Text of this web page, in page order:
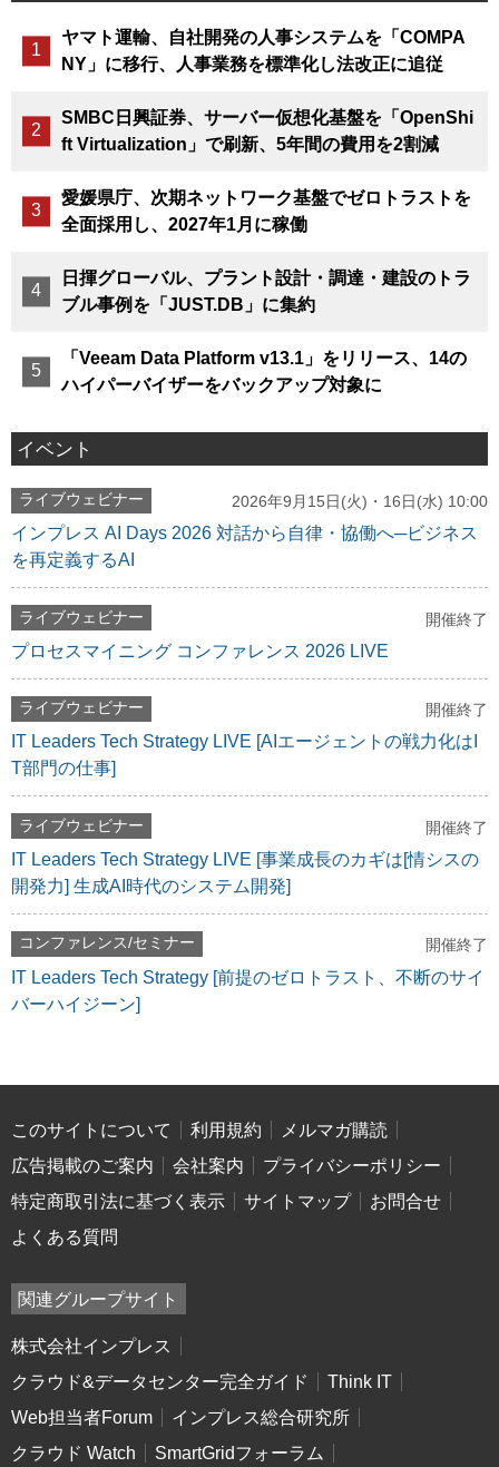
ヤマト運輸、自社開発の人事システムを「COMPA
NY」に移行、人事業務を標準化し法改正に追従
SMBC日興証券、サーバー仮想化基盤を「OpenShi
ft Virtualization」で刷新、5年間の費用を2割減
愛媛県庁、次期ネットワーク基盤でゼロトラストを
全面採用し、2027年1月に稼働
日揮グローバル、プラント設計・調達・建設のトラ
ブル事例を「JUST.DB」に集約
「Veeam Data Platform v13.1」をリリース、14の
ハイパーバイザーをバックアップ対象に
イベント
ライブウェビナー 2026年9月15日(火)・16日(水) 10:00
インプレス AI Days 2026 対話から自律・協働へ─ビジネス
を再定義するAI
ライブウェビナー 開催終了
プロセスマイニング コンファレンス 2026 LIVE
ライブウェビナー 開催終了
IT Leaders Tech Strategy LIVE [AIエージェントの戦力化はI
T部門の仕事]
ライブウェビナー 開催終了
IT Leaders Tech Strategy LIVE [事業成長のカギは[情シスの
開発力] 生成AI時代のシステム開発]
コンファレンス/セミナー 開催終了
IT Leaders Tech Strategy [前提のゼロトラスト、不断のサイ
バーハイジーン]
このサイトについて 利用規約
メルマガ購読
広告掲載のご案内
会社案内
プライバシーポリシー
特定商取引法に基づく表示
サイトマップ
お問合せ
よくある質問
関連グループサイト
株式会社インプレス
クラウド&データセンター完全ガイド
Think IT
Web担当者Forum
インプレス総合研究所
クラウド Watch
SmartGridフォーラム